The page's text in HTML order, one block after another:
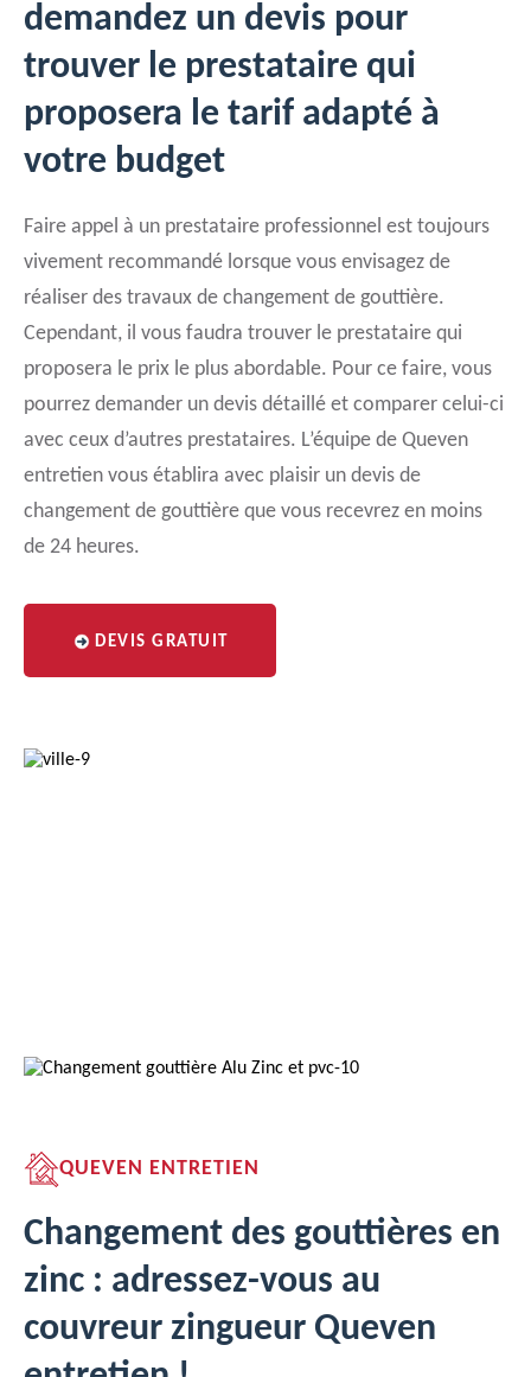
demandez un devis pour
trouver le prestataire qui
proposera le tarif adapté à
votre budget
Faire appel à un prestataire professionnel est toujours
vivement recommandé lorsque vous envisagez de
réaliser des travaux de changement de gouttière.
Cependant, il vous faudra trouver le prestataire qui
proposera le prix le plus abordable. Pour ce faire, vous
pourrez demander un devis détaillé et comparer celui-ci
avec ceux d’autres prestataires. L’équipe de Queven
entretien vous établira avec plaisir un devis de
changement de gouttière que vous recevrez en moins
de 24 heures.
DEVIS GRATUIT
QUEVEN ENTRETIEN
Changement des gouttières en
zinc : adressez-vous au
couvreur zingueur Queven